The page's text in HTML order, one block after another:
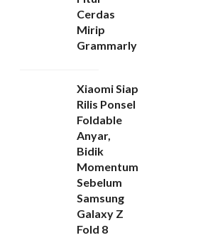
Cerdas
Mirip
Grammarly
Xiaomi Siap
Rilis Ponsel
Foldable
Anyar,
Bidik
Momentum
Sebelum
Samsung
Galaxy Z
Fold 8